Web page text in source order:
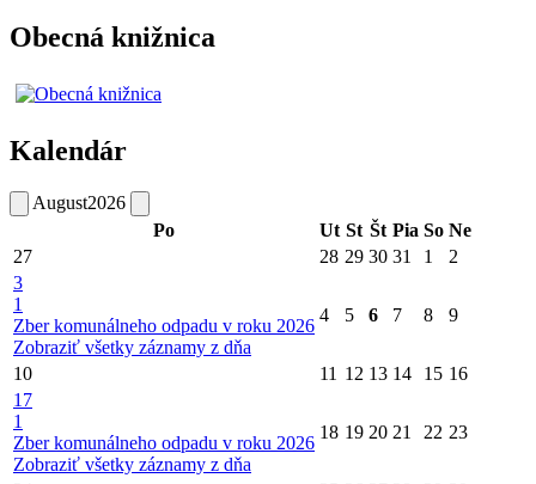
Obecná knižnica
Kalendár
August2026
Po
Ut St Št Pia So Ne
27
28 29 30 31 1
2
3
1
Zber komunálneho odpadu v roku 2026
Zobraziť všetky záznamy z dňa
4 5 6 7 8 9
10 11 12 13 14 15 16
17
1
Zber komunálneho odpadu v roku 2026
Zobraziť všetky záznamy z dňa
18 19 20 21 22 23